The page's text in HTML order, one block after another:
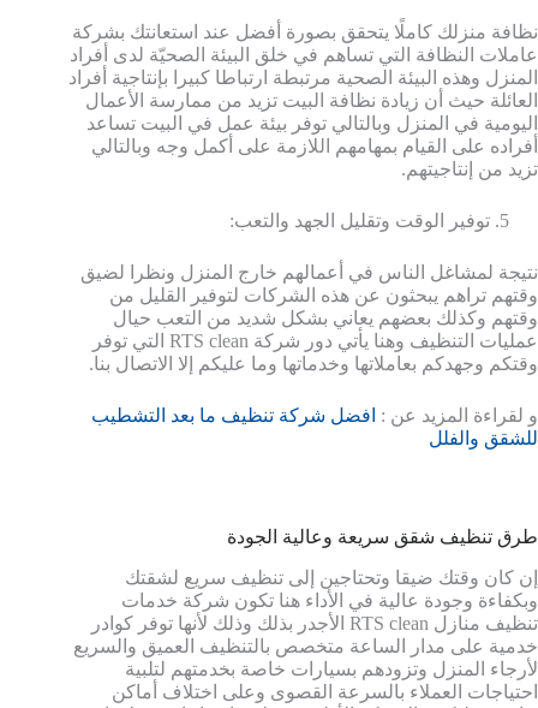
نظافة منزلك كاملًا يتحقق بصورة أفضل عند استعانتك بشركة
عاملات النظافة التي تساهم في خلق البيئة الصحيّة لدى أفراد
المنزل وهذه البيئة الصحية مرتبطة ارتباطا كبيرا بإنتاجية أفراد
العائلة حيث أن زيادة نظافة البيت تزيد من ممارسة الأعمال
اليومية في المنزل وبالتالي توفر بيئة عمل في البيت تساعد
أفراده على القيام بمهامهم اللازمة على أكمل وجه وبالتالي
تزيد من إنتاجيتهم.
توفير الوقت وتقليل الجهد والتعب:
نتيجة لمشاغل الناس في أعمالهم خارج المنزل ونظرا لضيق
وقتهم تراهم يبحثون عن هذه الشركات لتوفير القليل من
وقتهم وكذلك بعضهم يعاني بشكل شديد من التعب حيال
عمليات التنظيف وهنا يأتي دور شركة RTS clean التي توفر
وقتكم وجهدكم بعاملاتها وخدماتها وما عليكم إلا الاتصال بنا.
و لقراءة المزيد عن : افضل شركة تنظيف ما بعد التشطيب
للشقق والفلل
طرق تنظيف شقق سريعة وعالية الجودة
إن كان وقتك ضيقا وتحتاجين إلى تنظيف سريع لشقتك
وبكفاءة وجودة عالية في الأداء هنا تكون شركة خدمات
تنظيف منازل RTS clean الأجدر بذلك وذلك لأنها توفر كوادر
خدمية على مدار الساعة متخصص بالتنظيف العميق والسريع
لأرجاء المنزل وتزودهم بسيارات خاصة بخدمتهم لتلبية
احتياجات العملاء بالسرعة القصوى وعلى اختلاف أماكن